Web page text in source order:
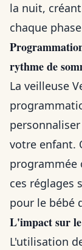
la nuit,
chaque
rythme de
La veilleuse
votre enfant.
programmée
ces réglages
pour le bébé
L'impact sur
L'utilisation